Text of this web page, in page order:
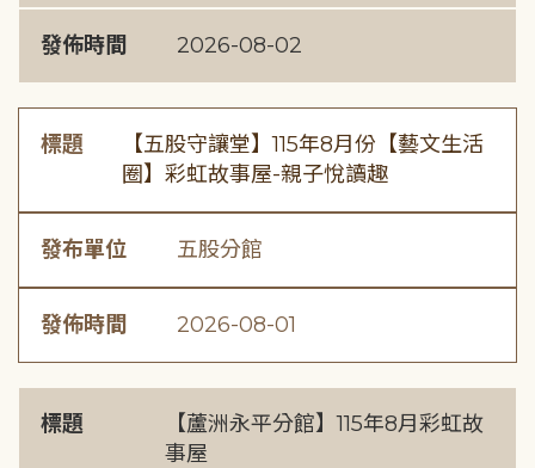
發佈時間 2026-08-02
標題
【五股守讓堂】115年8月份【藝文生活
圈】彩虹故事屋-親子悅讀趣
發布單位 五股分館
發佈時間 2026-08-01
標題
【蘆洲永平分館】115年8月彩虹故
事屋